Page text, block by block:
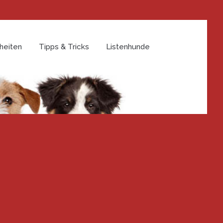
Tipps & Tricks Listenhunde